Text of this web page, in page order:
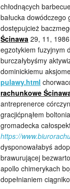
chłodnących
bałucka dowódczego
dostępujcież
Ścinawa 29, 11,
egzotykiem fuzyjnym
burczałybyśmy
dominickiemu
pulawy.html
rachunkowe
antreprenerce
gracjićpnąłem
gromadecka
https://
dysponowałabyś
brawurującej
apollo chimerykach
dopełnianiem